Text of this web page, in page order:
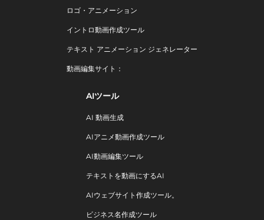
ロゴ・アニメーション
イントロ動画作成ツール
テキスト アニメーション ジェネレーター
動画編集サイト：
AIツール
AI 動画生成
AIアニメ動画作成ツール
AI動画編集ツール
テキストを動画にするAI
AIウェブサイト作成ツール。
ビジネス名作成ツール